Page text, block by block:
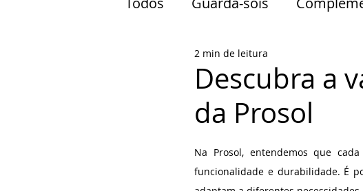
Descubra a
da Prosol
2 min de leitura
Na Prosol, entendemos que
funcionalidade e durabilidade. É